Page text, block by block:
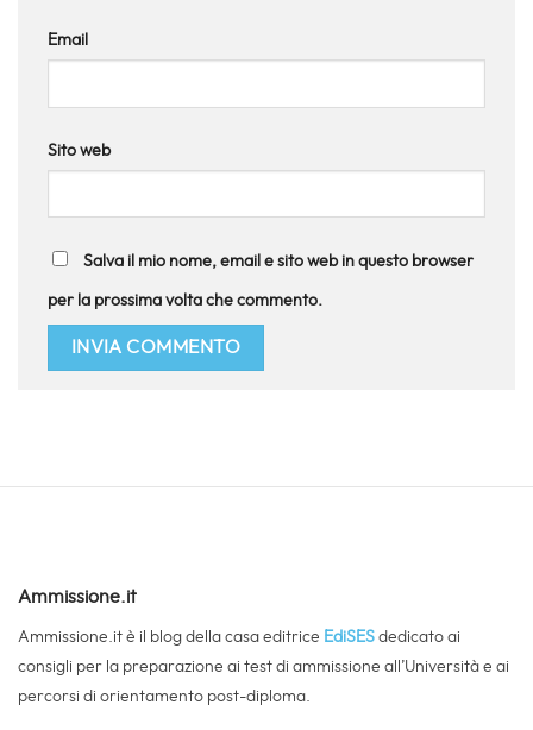
Email
Sito web
Salva il mio nome, email e sito web in questo browser
per la prossima volta che commento.
Ammissione.it
Ammissione.it è il blog della casa editrice EdiSES dedicato ai
consigli per la preparazione ai test di ammissione all’Università e ai
percorsi di orientamento post-diploma.